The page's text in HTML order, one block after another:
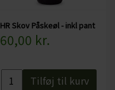
HR Skov Påskeøl - inkl pant
60,00 kr.
Tilføj til kurv